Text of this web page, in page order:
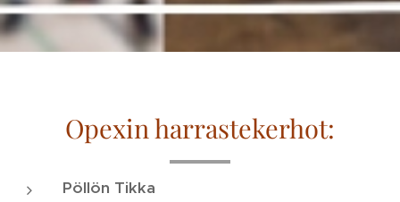
Opexin harrastekerhot:
Pöllön Tikka